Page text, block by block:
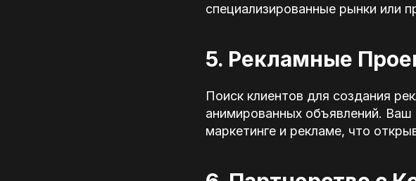
специализированные рынки или
5. Рекламные
Поиск клиентов для создания
анимированных объявлений.
маркетинге и рекламе, что